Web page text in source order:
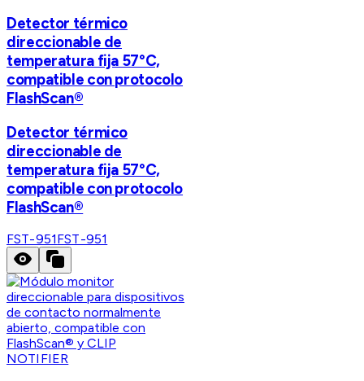
Detector térmico
direccionable de
temperatura fija 57°C,
compatible con protocolo
FlashScan®
Detector térmico
direccionable de
temperatura fija 57°C,
compatible con protocolo
FlashScan®
FST-951FST-951
NOTIFIER